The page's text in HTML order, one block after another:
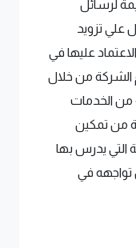
لرسائل
علي تزويد
عليها في
الشركة من خلال
من الخدمات
من تمكين
التي يدرس بها
في